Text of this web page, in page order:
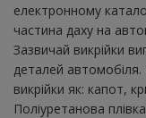
електронному
частина даху на
Зазвичай викрійки
деталей
викрійки як: капот,
Поліуретанова